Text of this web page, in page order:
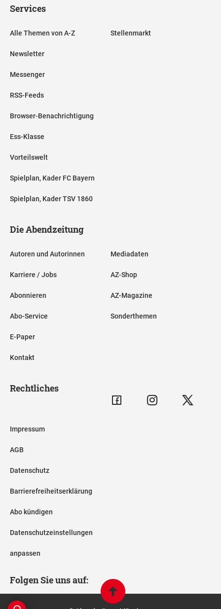
Services
Alle Themen von A-Z
Newsletter
Messenger
RSS-Feeds
Browser-Benachrichtigung
Ess-Klasse
Vorteilswelt
Spielplan, Kader FC Bayern
Spielplan, Kader TSV 1860
Stellenmarkt
Die Abendzeitung
Autoren und Autorinnen
Karriere / Jobs
Abonnieren
Abo-Service
E-Paper
Kontakt
Mediadaten
AZ-Shop
AZ-Magazine
Sonderthemen
Rechtliches
Impressum
AGB
Datenschutz
Barrierefreiheitserklärung
Abo kündigen
Datenschutzeinstellungen
anpassen
Folgen Sie uns auf: